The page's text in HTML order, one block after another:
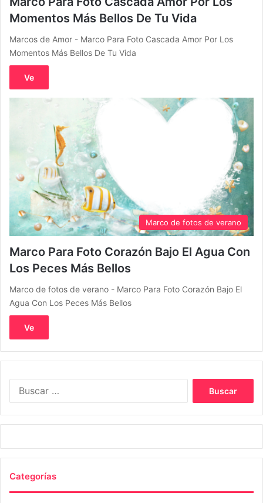
Momentos Más Bellos De Tu Vida
Marcos de Amor - Marco Para Foto Cascada Amor Por Los
Momentos Más Bellos De Tu Vida
Ve
Marco de fotos de verano
Marco Para Foto Corazón Bajo El Agua Con
Los Peces Más Bellos
Marco de fotos de verano - Marco Para Foto Corazón Bajo El
Agua Con Los Peces Más Bellos
Ve
Categorías